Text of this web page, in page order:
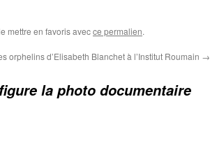
mettre en favoris avecce permalien.
orphelins d’Elisabeth Blanchet à l’Institut Roumain →
la photo documentaire